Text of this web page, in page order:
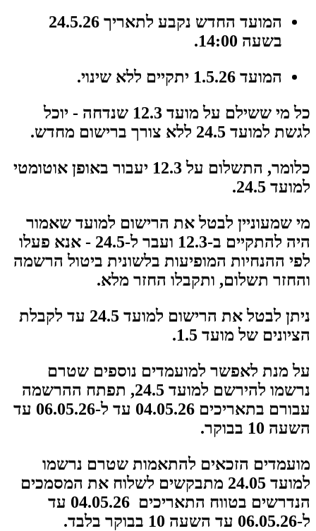
המועד החדש נקבע לתאריך 24.5.26
בשעה 14:00.
המועד 1.5.26 יתקיים ללא שינוי.
כל מי ששילם על מועד 12.3 שנדחה - יוכל
לגשת למועד 24.5 ללא צורך ברישום מחדש.
כלומר, התשלום על 12.3 יעבור באופן אוטומטי
למועד 24.5.
מי שמעוניין לבטל את הרישום למועד שאמור
היה להתקיים ב-12.3 ועבר ל-24.5 - אנא פעלו
לפי ההנחיות המופיעות בלשונית ביטול הרשמה
והחזר תשלום, ותקבלו החזר מלא.
ניתן לבטל את הרישום למועד 24.5 עד לקבלת
הציונים של מועד 1.5.
על מנת לאפשר למועמדים נוספים שטרם
נרשמו להירשם למועד 24.5, תפתח ההרשמה
עבורם בתאריכים
04.05.26 עד ל-06.05.26 עד
השעה 10 בבוקר.
מועמדים הזכאים להתאמות שטרם נרשמו
למועד 24.05 מתבקשים לשלוח את המסמכים
הנדרשים בטווח התאריכים
04.05.26 עד
ל-06.05.26 עד השעה 10 בבוקר בלבד.